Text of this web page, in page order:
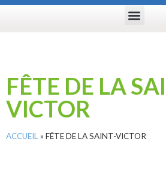
FÊTE DE LA
VICTOR
ACCUEIL » FÊTE DE LA SAINT-VICTOR